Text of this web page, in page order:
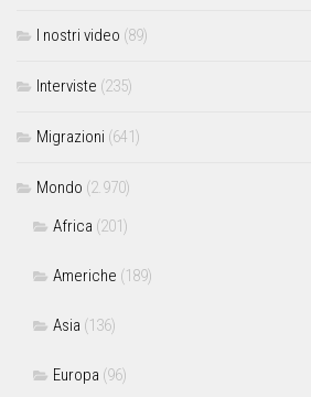
I nostri video (89)
Interviste (235)
Migrazioni (641)
Mondo (2.970)
Africa (201)
Americhe (189)
Asia (136)
Europa (96)